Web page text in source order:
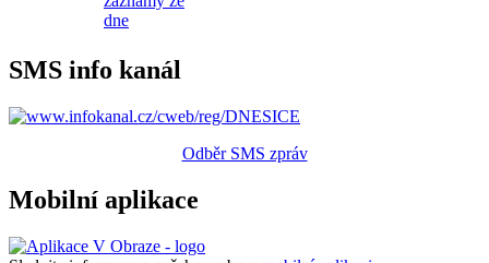
dne
SMS info kanál
Odběr SMS zpráv
Mobilní aplikace